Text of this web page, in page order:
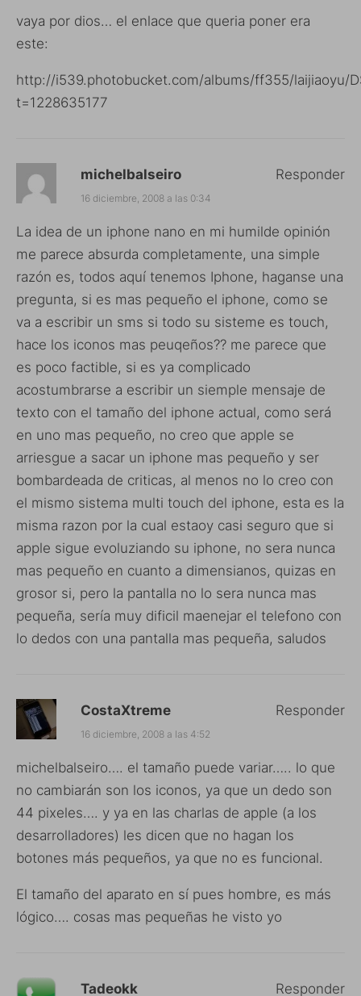
vaya por dios… el enlace que queria poner era
este:
http://i539.photobucket.com/albums/ff355/laijiaoyu/
t=1228635177
michelbalseiro
16 diciembre, 2008 a las 0:34
La idea de un iphone nano en mi humilde opinión
me parece absurda completamente, una simple
razón es, todos aquí tenemos Iphone, haganse una
pregunta, si es mas pequeño el iphone, como se
va a escribir un sms si todo su sisteme es touch,
hace los iconos mas peuqeños?? me parece que
es poco factible, si es ya complicado
acostumbrarse a escribir un siemple mensaje de
texto con el tamaño del iphone actual, como será
en uno mas pequeño, no creo que apple se
arriesgue a sacar un iphone mas pequeño y ser
bombardeada de criticas, al menos no lo creo con
el mismo sistema multi touch del iphone, esta es la
misma razon por la cual estaoy casi seguro que si
apple sigue evoluziando su iphone, no sera nunca
mas pequeño en cuanto a dimensianos, quizas en
grosor si, pero la pantalla no lo sera nunca mas
pequeña, sería muy dificil maenejar el telefono con
lo dedos con una pantalla mas pequeña, saludos
Responder
CostaXtreme
16 diciembre, 2008 a las 4:52
michelbalseiro…. el tamaño puede variar….. lo que
no cambiarán son los iconos, ya que un dedo son
44 pixeles…. y ya en las charlas de apple (a los
desarrolladores) les dicen que no hagan los
botones más pequeños, ya que no es funcional.
El tamaño del aparato en sí pues hombre, es más
lógico…. cosas mas pequeñas he visto yo
Responder
Tadeokk Responder